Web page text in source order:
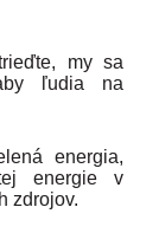
my sa
ľudia na
energia,
energie v
zdrojov.